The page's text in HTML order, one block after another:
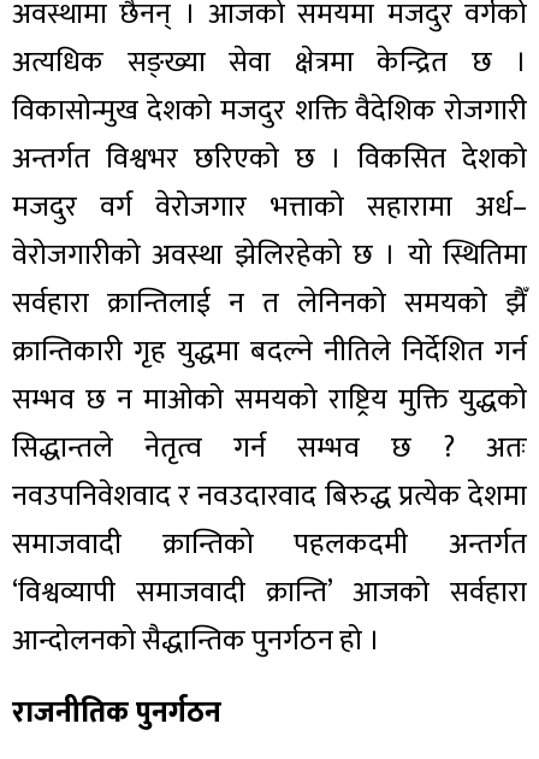
अवस्थामा छैनन् । आजको समयमा मजदुर वर्गको
अत्यधिक सङ्ख्या सेवा क्षेत्रमा केन्द्रित छ ।
विकासोन्मुख देशको मजदुर शक्ति वैदेशिक रोजगारी
अन्तर्गत विश्वभर छरिएको छ । विकसित देशको
मजदुर वर्ग वेरोजगार भत्ताको सहारामा अर्ध–
वेरोजगारीको अवस्था झेलिरहेको छ । यो स्थितिमा
सर्वहारा क्रान्तिलाई न त लेनिनको समयको झैँ
क्रान्तिकारी गृह युद्धमा बदल्ने नीतिले निर्देशित गर्न
सम्भव छ न माओको समयको राष्ट्रिय मुक्ति युद्धको
सिद्धान्तले नेतृत्व गर्न सम्भव छ ? अतः
नवउपनिवेशवाद र नवउदारवाद बिरुद्ध प्रत्येक देशमा
समाजवादी क्रान्तिको पहलकदमी अन्तर्गत
‘विश्वव्यापी समाजवादी क्रान्ति’ आजको सर्वहारा
आन्दोलनको सैद्धान्तिक पुनर्गठन हो ।
राजनीतिक पुनर्गठन